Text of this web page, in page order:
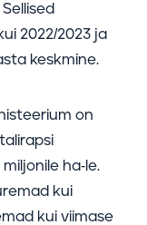
2022/2023 ja
keskmine.
on
miljonile ha-le.
kui
kui viimase